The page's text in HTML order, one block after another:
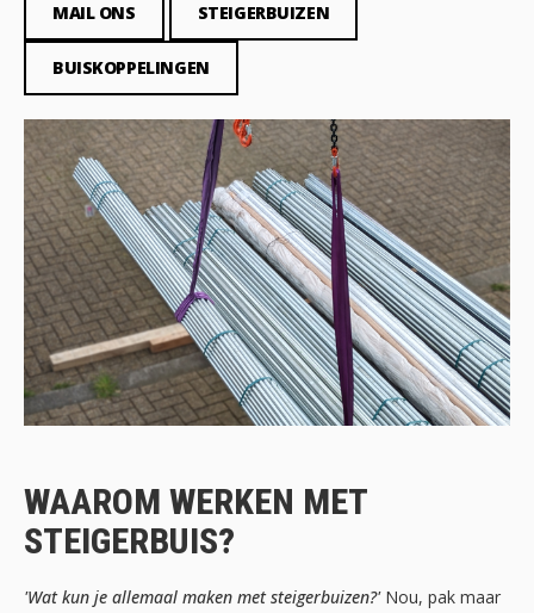
MAIL ONS STEIGERBUIZEN
BUISKOPPELINGEN
WAAROM WERKEN MET
STEIGERBUIS?
'Wat kun je allemaal maken met steigerbuizen?'Nou, pak maar